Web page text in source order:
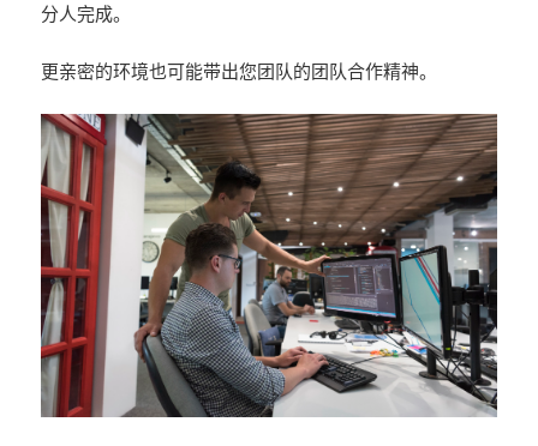
分人完成。
更亲密的环境也可能带出您团队的团队合作精神。